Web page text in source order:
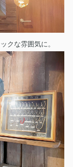
クな雰囲気に。